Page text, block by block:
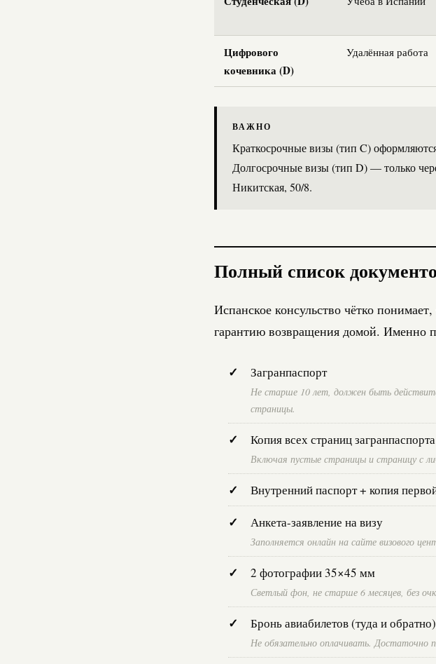
Цифрового
кочевника (D)
Удалённая работа
ВАЖНО
Краткосрочные визы (тип C)
Долгосрочные визы (тип D) — только
Никитская, 50/8.
Полный список
Испанское консульство чётко
гарантию возвращения домой. Именно
Загранпаспорт
Не старше 10 лет, должен быть
страницы.
Копия всех страниц загранпаспорта
Включая пустые страницы и страницу с
Внутренний паспорт + копия
Анкета-заявление на визу
Заполняется онлайн на сайте визового
2 фотографии 35×45 мм
Светлый фон, не старше 6 месяцев, без
Бронь авиабилетов (туда и обратно)
Не обязательно оплачивать. Достаточно